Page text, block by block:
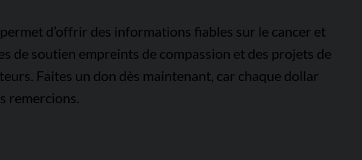
d’offrir des informations fiables sur le cancer et
de soutien empreints de compassion et des projets de
Faites un don dès maintenant, car chaque dollar
remercions.